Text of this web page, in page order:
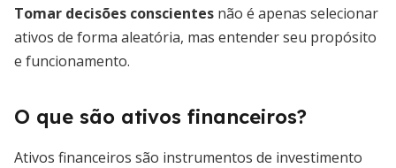
Tomar decisões conscientes não é apenas selecionar
ativos de forma aleatória, mas entender seu propósito
e funcionamento.
O que são ativos financeiros?
Ativos financeiros são instrumentos de investimento